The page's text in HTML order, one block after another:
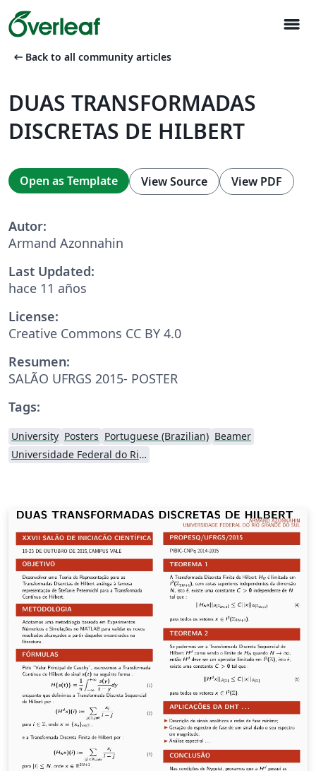
menu
arrow_left_alt Back to all community articles
DUAS TRANSFORMADAS
DISCRETAS DE HILBERT
Open as Template View Source View PDF
Autor:
Armand Azonnahin
Last Updated:
hace 11 años
License:
Creative Commons CC BY 4.0
Resumen:
SALÃO UFRGS 2015- POSTER
Tags:
University Posters Portuguese (Brazilian) Beamer
Universidade Federal do Rio Grande do Sul